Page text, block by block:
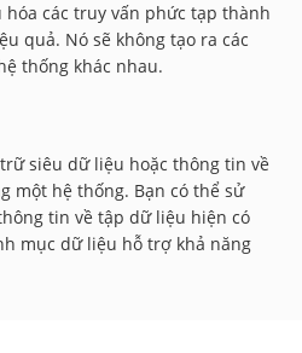
các truy vấn phức tạp thành
quả. Nó sẽ không tạo ra các
thống khác nhau.
siêu dữ liệu hoặc thông tin về
một hệ thống. Bạn có thể sử
tin về tập dữ liệu hiện có
mục dữ liệu hỗ trợ khả năng